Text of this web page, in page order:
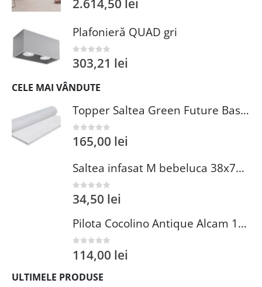
2.614,50 lei
Plafonieră QUAD gri
0out of 5
303,21 lei
CELE MAI VÂNDUTE
Topper Saltea Green Future Basic Confort 80x190 cm Spuma Poliuretanica Elastica Husa PES 100%
0 out of 5
165,00 lei
Saltea infasat M bebeluca 38x70 cm spuma PVC lavabila pentru confort si siguranta bebelusului
0out of 5
34,50 lei
Pilota Cocolino Antique Alcam 140x200 cm din Microfibra si Fleece pentru Confort Premium
0 out of 5
114,00 lei
ULTIMELE PRODUSE